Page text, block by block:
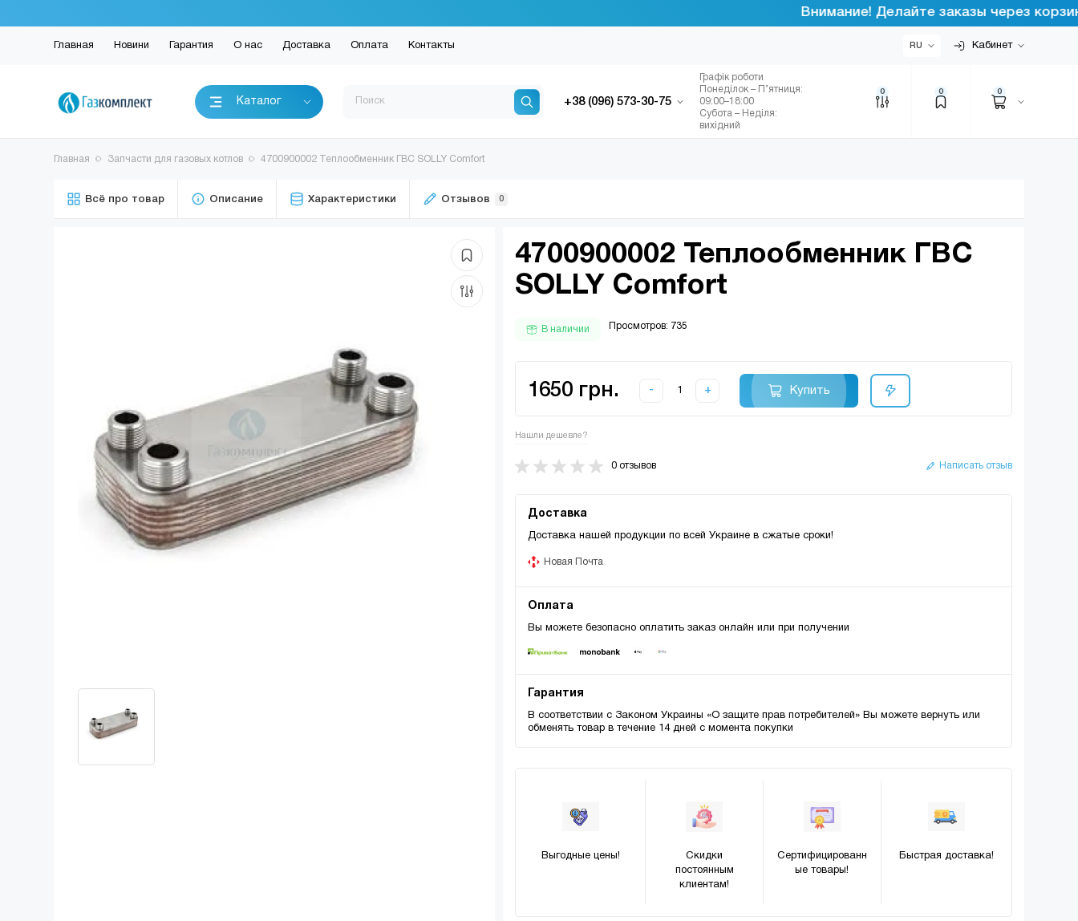
Внимание! Делайте заказы через корзину
Главная Новини Гарантия О нас Доставка Оплата Контакты RU Кабинет
Каталог +38 (096) 573-30-75
Графік роботи
Понеділок – П’ятниця:
09:00–18:00
Субота – Неділя:
вихідний
0 0 0
Главная Запчасти для газовых котлов 4700900002 Теплообменник ГВС SOLLY Comfort
Всё про товар Описание Характеристики Отзывов 0
4700900002 Теплообменник ГВС
SOLLY Comfort
В наличии Просмотров: 735
1650 грн. - + Купить
Нашли дешевле?
0 отзывов Написать отзыв
Доставка
Доставка нашей продукции по всей Украине в сжатые сроки!
Новая Почта
Оплата
Вы можете безопасно оплатить заказ онлайн или при получении
Гарантия
В соответствии с Законом Украины «О защите прав потребителей» Вы можете вернуть или
обменять товар в течение 14 дней с момента покупки
Выгодные цены!
Скидки
постоянным
клиентам!
Сертифицированн
ые товары!
Быстрая доставка!